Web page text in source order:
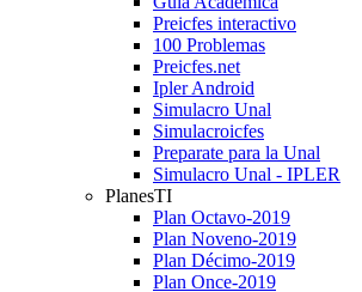
Preicfes interactivo
100 Problemas
Preicfes.net
Ipler Android
Simulacro Unal
Simulacroicfes
Preparate para la Unal
Simulacro Unal - IPLER
PlanesTI
Plan Octavo-2019
Plan Noveno-2019
Plan Décimo-2019
Plan Once-2019